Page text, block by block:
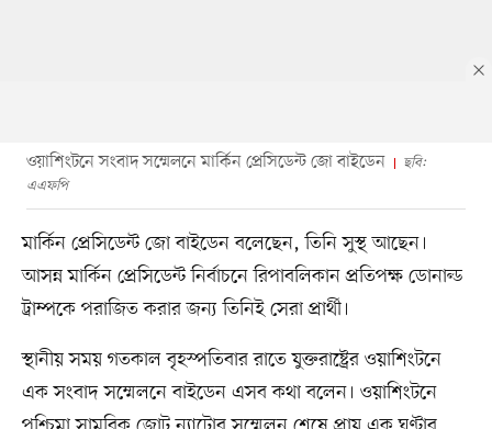
ওয়াশিংটনে সংবাদ সম্মেলনে মার্কিন প্রেসিডেন্ট জো বাইডেন
ছবি:
এএফপি
মার্কিন প্রেসিডেন্ট জো বাইডেন বলেছেন, তিনি সুস্থ আছেন।
আসন্ন মার্কিন প্রেসিডেন্ট নির্বাচনে রিপাবলিকান প্রতিপক্ষ ডোনাল্ড
ট্রাম্পকে পরাজিত করার জন্য তিনিই সেরা প্রার্থী।
স্থানীয় সময় গতকাল বৃহস্পতিবার রাতে যুক্তরাষ্ট্রের ওয়াশিংটনে
এক সংবাদ সম্মেলনে বাইডেন এসব কথা বলেন। ওয়াশিংটনে